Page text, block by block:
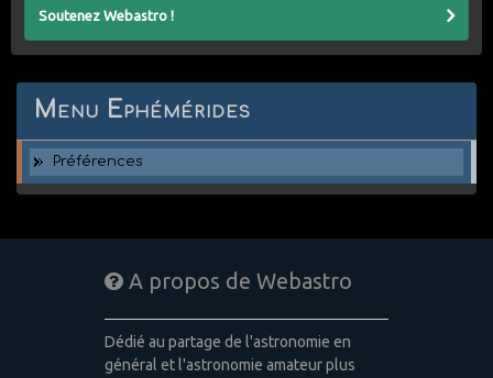
Soutenez Webastro !
Menu Ephémérides
Préférences
A propos de Webastro
Dédié au partage de l'astronomie en
général et l'astronomie amateur plus